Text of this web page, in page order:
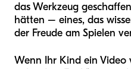
das Werkzeug
hätten – eines, das
der Freude am Spielen
Wenn Ihr Kind ein